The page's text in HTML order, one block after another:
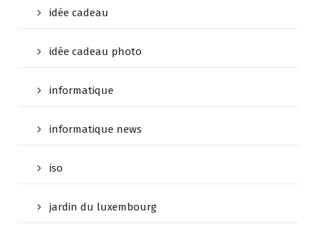
idée cadeau
idée cadeau photo
informatique
informatique news
iso
jardin du luxembourg